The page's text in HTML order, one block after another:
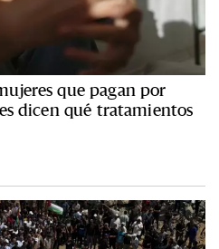
que pagan por
dicen qué tratamientos